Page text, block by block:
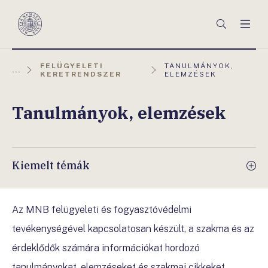
Magyar
Keresés
...
FELÜGYELETI
KERETRENDSZER
AKTUÁLIS
OLDAL:
TANULMÁNYOK,
ELEMZÉSEK
Tanulmányok, elemzések
Kiemelt témák
Az MNB felügyeleti és fogyasztóvédelmi
tevékenységével kapcsolatosan készült, a szakma és az
érdeklődők számára információkat hordozó